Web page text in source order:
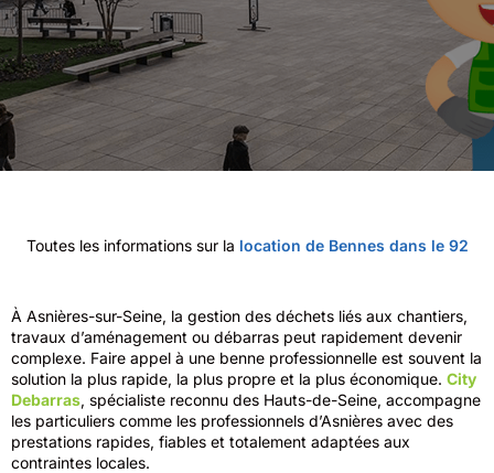
Toutes les informations sur la location de Bennes dans le 92
À Asnières-sur-Seine, la gestion des déchets liés aux chantiers,
travaux d’aménagement ou débarras peut rapidement devenir
complexe. Faire appel à une benne professionnelle est souvent la
solution la plus rapide, la plus propre et la plus économique. City
Debarras, spécialiste reconnu des Hauts-de-Seine, accompagne
les particuliers comme les professionnels d’Asnières avec des
prestations rapides, fiables et totalement adaptées aux
contraintes locales.